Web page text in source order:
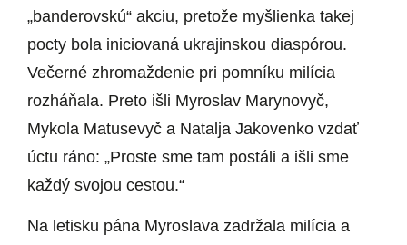
„banderovskú“ akciu, pretože myšlienka takej
pocty bola iniciovaná ukrajinskou diaspórou.
Večerné zhromaždenie pri pomníku milícia
rozháňala. Preto išli Myroslav Marynovyč,
Mykola Matusevyč a Natalja Jakovenko vzdať
úctu ráno: „Proste sme tam postáli a išli sme
každý svojou cestou.“
Na letisku pána Myroslava zadržala milícia a